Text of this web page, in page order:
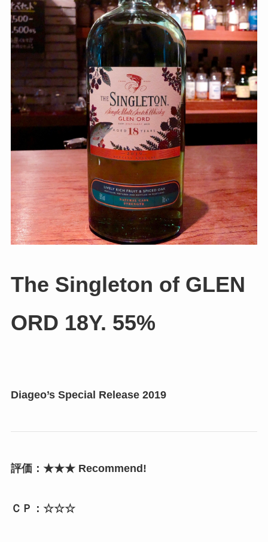
The Singleton of GLEN
ORD 18Y. 55%
Diageo’s Special Release 2019
評価：★★★ Recommend!
ＣＰ：☆☆☆